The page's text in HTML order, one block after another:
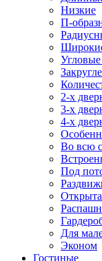
Низкие
П-
2-х
3-х
4-х
Во всю
Под
Для
Эконом
Гостиные